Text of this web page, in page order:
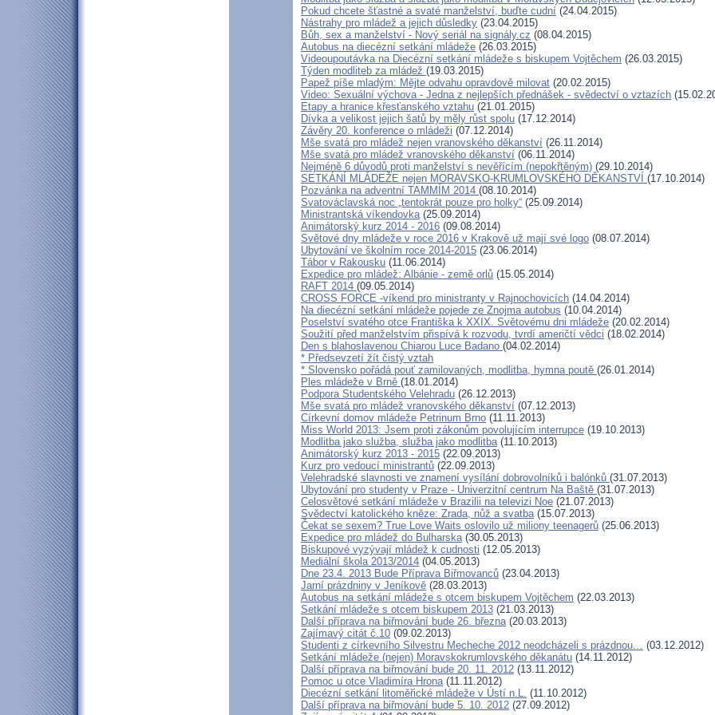
Pokud chcete šťastné a svaté manželství, buďte cudní (24.04.2015)
Nástrahy pro mládež a jejich důsledky (23.04.2015)
Bůh, sex a manželství - Nový seriál na signály.cz (08.04.2015)
Autobus na diecézní setkání mládeže (26.03.2015)
Videoupoutávka na Diecézní setkání mládeže s biskupem Vojtěchem (26.03.2015)
Týden modliteb za mládež (19.03.2015)
Papež píše mladým: Mějte odvahu opravdově milovat (20.02.2015)
Video: Sexuální výchova - Jedna z nejlepších přednášek - svědectví o vztazích
Etapy a hranice křesťanského vztahu (21.01.2015)
Dívka a velikost jejich šatů by měly růst spolu (17.12.2014)
Závěry 20. konference o mládeži (07.12.2014)
Mše svatá pro mládež nejen vranovského děkanství (26.11.2014)
Mše svatá pro mládež vranovského děkanství (06.11.2014)
Nejméně 6 důvodů proti manželství s nevěřícím (nepokřtěným) (29.10.2014)
SETKÁNÍ MLÁDEŽE nejen MORAVSKO-KRUMLOVSKÉHO DĚKANSTVÍ (17.10.2014)
Pozvánka na adventní TAMMÍM 2014 (08.10.2014)
Svatováclavská noc „tentokrát pouze pro holky“ (25.09.2014)
Ministrantská víkendovka(25.09.2014)
Animátorský kurz 2014 - 2016 (09.08.2014)
Světové dny mládeže v roce 2016 v Krakově už mají své logo (08.07.2014)
Ubytování ve školním roce 2014-2015 (23.06.2014)
Tábor v Rakousku (11.06.2014)
Expedice pro mládež: Albánie - země orlů (15.05.2014)
RAFT 2014 (09.05.2014)
CROSS FORCE -víkend pro ministranty v Rajnochovicích (14.04.2014)
Na diecézní setkání mládeže pojede ze Znojma autobus (10.04.2014)
Poselství svatého otce Františka k XXIX. Světovému dni mládeže (20.02.2014)
Soužití před manželstvím přispívá k rozvodu, tvrdí američtí vědci (18.02.2014)
Den s blahoslavenou Chiarou Luce Badano (04.02.2014)
* Předsevzetí žít čistý vztah
* Slovensko pořádá pouť zamilovaných, modlitba, hymna poutě (26.01.2014)
Ples mládeže v Brně (18.01.2014)
Podpora Studentského Velehradu (26.12.2013)
Mše svatá pro mládež vranovského děkanství (07.12.2013)
Církevní domov mládeže Petrinum Brno (11.11.2013)
Miss World 2013: Jsem proti zákonům povolujícím interrupce (19.10.2013)
Modlitba jako služba, služba jako modlitba(11.10.2013)
Animátorský kurz 2013 - 2015 (22.09.2013)
Kurz pro vedoucí ministrantů (22.09.2013)
Velehradské slavnosti ve znamení vysílání dobrovolníků i balónků (31.07.2013)
Ubytování pro studenty v Praze - Univerzitní centrum Na Baště (31.07.2013)
Celosvětové setkání mládeže v Brazilii na televizi Noe (21.07.2013)
Svědectví katolického kněze: Zrada, nůž a svatba(15.07.2013)
Čekat se sexem? True Love Waits oslovilo už miliony teenagerů (25.06.2013)
Expedice pro mládež do Bulharska(30.05.2013)
Biskupové vyzývají mládež k cudnosti (12.05.2013)
Mediální škola 2013/2014 (04.05.2013)
Dne 23.4. 2013 Bude Příprava Biřmovanců (23.04.2013)
Jarní prázdniny v Jeníkově (28.03.2013)
Autobus na setkání mládeže s otcem biskupem Vojtěchem (22.03.2013)
Setkání mládeže s otcem biskupem 2013 (21.03.2013)
Další příprava na biřmování bude 26. března(20.03.2013)
Zajímavý citát č.10 (09.02.2013)
Studenti z církevního Silvestru Mecheche 2012 neodcházeli s prázdnou… (03.12.2012)
Setkání mládeže (nejen) Moravskokrumlovského děkanátu (14.11.2012)
Další příprava na biřmování bude 20. 11. 2012 (13.11.2012)
Pomoc u otce Vladimíra Hrona(11.11.2012)
Diecézní setkání litoměřické mládeže v Ústí n.L. (11.10.2012)
Další příprava na biřmování bude 5. 10. 2012 (27.09.2012)